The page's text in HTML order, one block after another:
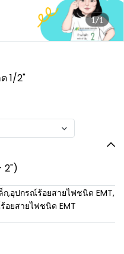
1/1
1/2"
2")
ก,อุปกรณ์ร้อยสายไฟชนิด EMT,
อยสายไฟชนิด EMT